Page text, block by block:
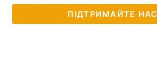
ПІДТРИМАЙТЕ НАС